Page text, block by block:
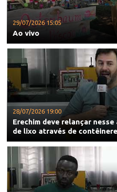
29/07/2026 15:05
Ao vivo
28/07/2026 19:00
Erechim deve relançar
de lixo através de